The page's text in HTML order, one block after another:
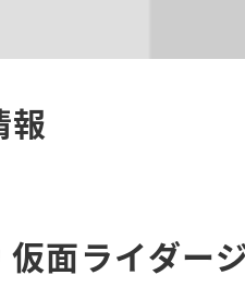
報
仮面ライダー